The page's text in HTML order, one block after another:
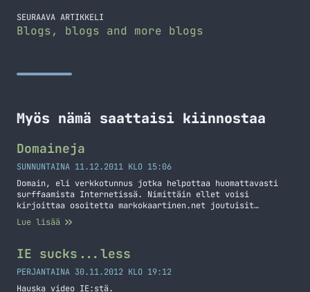
SEURAAVA ARTIKKELI
Blogs, blogs and more blogs
Myös nämä saattaisi kiinnostaa
Domaineja
SUNNUNTAINA 11.12.2011 KLO 15:06
Domain, eli verkkotunnus jotka helpottaa huomattavasti
surffaamista Internetissä. Nimittäin ellet voisi
kirjoittaa osoitetta markokaartinen.net joutuisit
kirjoittamaan ip-osoitteen ja siihen oman tunnistimen.
Elämä on siis huomattavasti helpompaa domainien avulla.
mistä itse hankin domainit – tätä kun on jokusen kerran
minulta kysytty ja itse olen jokusen domainin hankkinut
sillä sattuupa… Jatka lukemista Domaineja
Lue lisää
IE sucks...less
PERJANTAINA 30.11.2012 KLO 19:12
Hauska video IE:stä.